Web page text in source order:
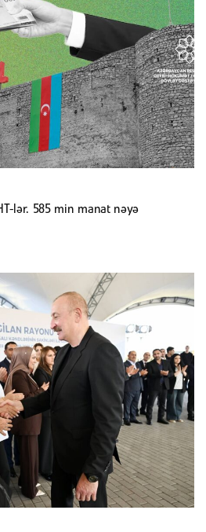
lər. 585 min manat nəyə